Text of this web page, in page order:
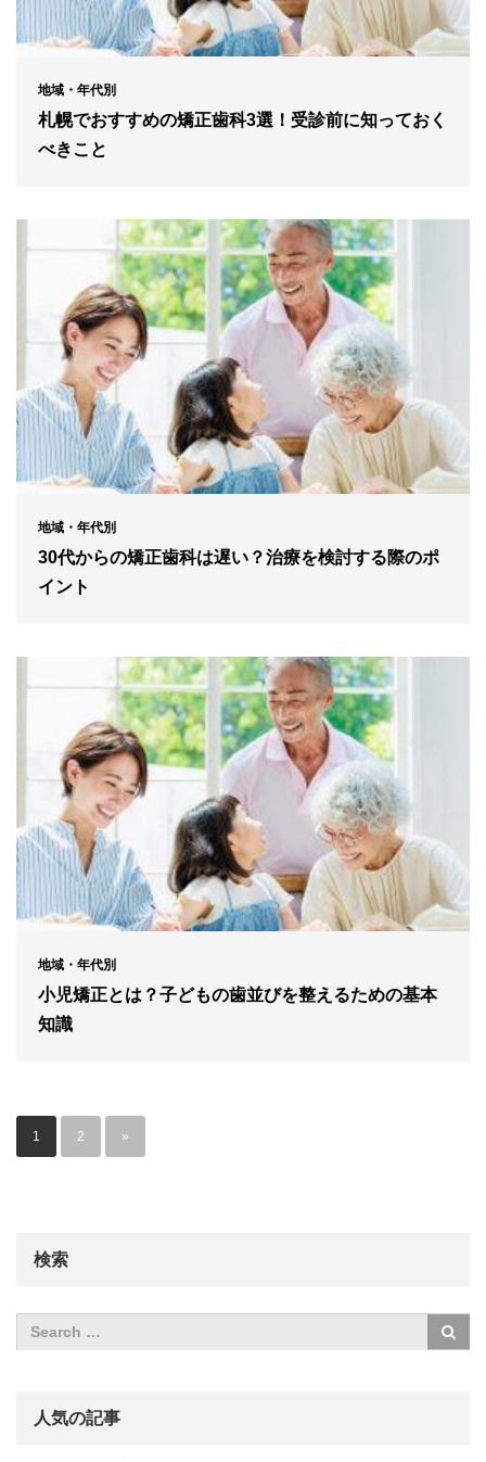
地域・年代別
札幌でおすすめの矯正歯科3選！受診前に知っておく
べきこと
地域・年代別
30代からの矯正歯科は遅い？治療を検討する際のポ
イント
地域・年代別
小児矯正とは？子どもの歯並びを整えるための基本
知識
1 2 »
検索
人気の記事